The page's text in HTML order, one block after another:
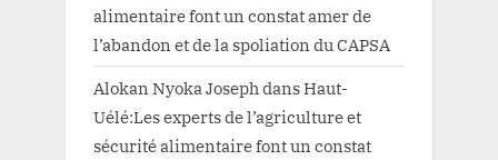
alimentaire font un constat amer de
l’abandon et de la spoliation du CAPSA
Alokan Nyoka JosephdansHaut-
Uélé:Les experts de l’agriculture et
sécurité alimentaire font un constat